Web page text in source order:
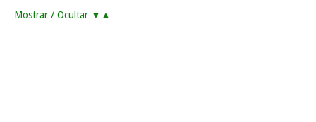
Mostrar / Ocultar ▼▲